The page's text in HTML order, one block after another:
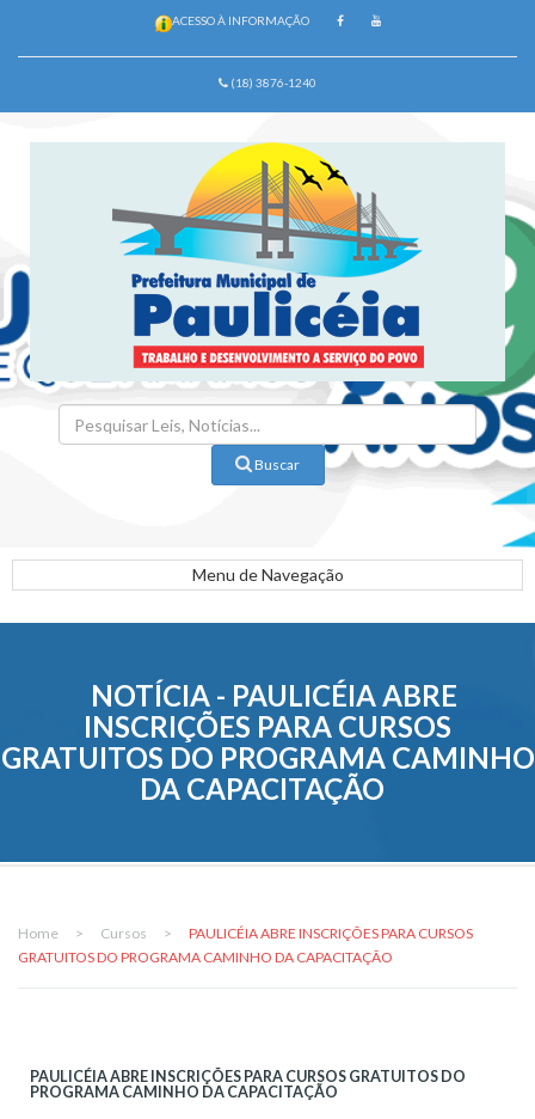
ACESSO À INFORMAÇÃO
(18) 3876-1240
Buscar
Menu de Navegação
NOTÍCIA - PAULICÉIA ABRE
INSCRIÇÕES PARA CURSOS
GRATUITOS DO PROGRAMA CAMINHO
DA CAPACITAÇÃO
Home > Cursos >
PAULICÉIA ABRE INSCRIÇÕES PARA CURSOS
GRATUITOS DO PROGRAMA CAMINHO DA CAPACITAÇÃO
PAULICÉIA ABRE INSCRIÇÕES PARA CURSOS GRATUITOS DO
PROGRAMA CAMINHO DA CAPACITAÇÃO